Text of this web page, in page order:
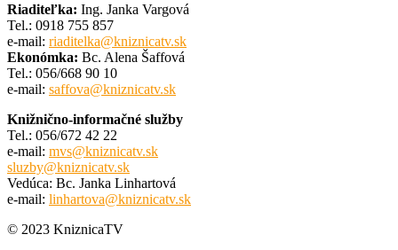
Riaditeľka: Ing. Janka Vargová
Tel.: 0918 755 857
e-mail: riaditelka@kniznicatv.sk
Ekonómka: Bc. Alena Šaffová
Tel.: 056/668 90 10
e-mail: saffova@kniznicatv.sk
Knižnično-informačné služby
Tel.: 056/672 42 22
e-mail: mvs@kniznicatv.sk
sluzby@kniznicatv.sk
Vedúca: Bc. Janka Linhartová
e-mail: linhartova@kniznicatv.sk
© 2023 KniznicaTV